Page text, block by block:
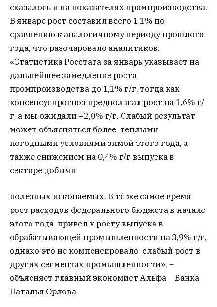
сказалось и на показателях промпроизводства.
В январе рост составил всего 1,1% по
сравнению к аналогичному периоду прошлого
года, что разочаровало аналитиков.
«Статистика Росстата за январь указывает на
дальнейшее замедление роста
промпроизводства до 1,1% г/г, тогда как
консенсуспрогноз предполагал рост на 1,6% г/
г, а мы ожидали +2,0% г/г. Слабый результат
может объясняться более теплыми
погодными условиями зимой этого года, а
также снижением на 0,4% г/г выпуска в
секторе добычи
полезных ископаемых. В то же самое время
рост расходов федерального бюджета в начале
этого года привел к росту выпуска в
обрабатывающей промышленности на 3,9% г/г,
однако это не компенсировало слабый рост в
других сегментах промышленности», –
объясняет главный экономист Альфа – Банка
Наталья Орлова.